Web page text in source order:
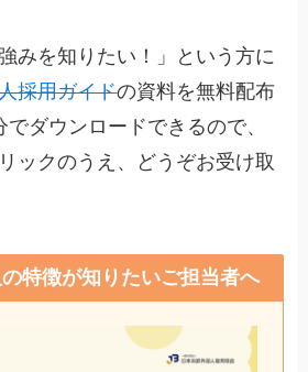
みを知りたい！」という方に
採用ガイドの資料を無料配布
ダウンロードできるので、
ックのうえ、どうぞお受け取
特徴が知りたいご担当者へ